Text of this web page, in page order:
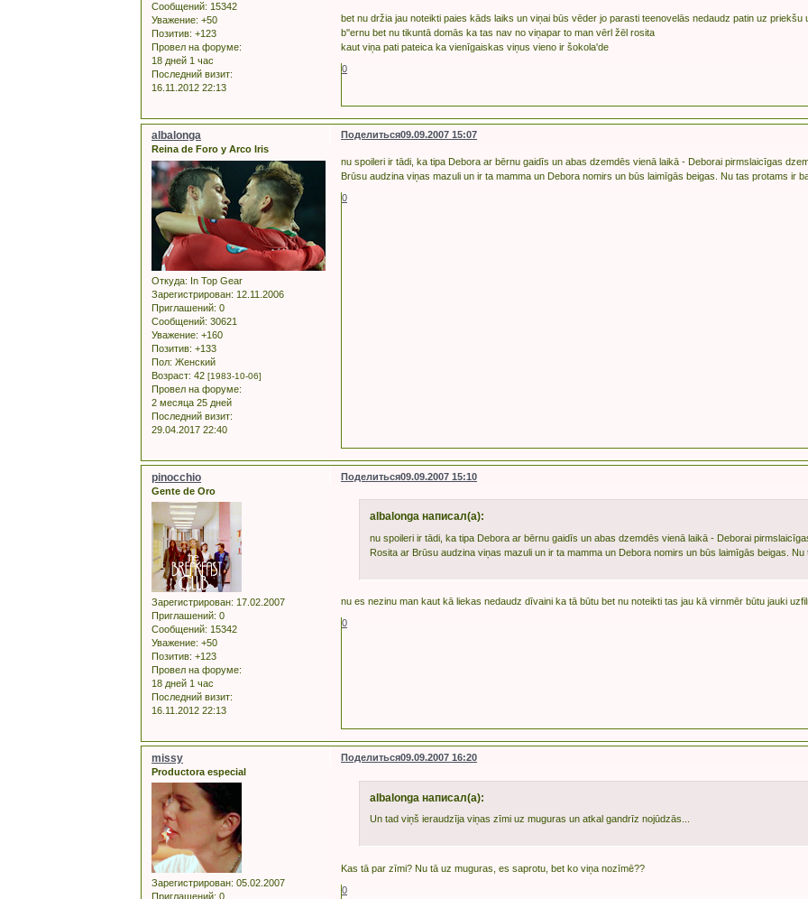
Сообщений: 15342
Уважение: +50
Позитив: +123
Провел на форуме:
18 дней 1 час
Последний визит:
16.11.2012 22:13
bet nu držia jau noteikti paies kāds laiks un viņai būs vēder jo parasti teenovelās nedaudz patin uz
b''ernu bet nu tikuntā domās ka tas nav no viņapar to man vērl žēl rosita
kaut viņa pati pateica ka vienīgaiskas viņus vieno ir šokola'de
0
Поделиться09.09.2007 15:07
albalonga
Reina de Foro y Arco Iris
Откуда: In Top Gear
Зарегистрирован: 12.11.2006
Приглашений: 0
Сообщений: 30621
Уважение: +160
Позитив: +133
Пол: Женский
Возраст: 42 [1983-10-06]
Провел на форуме:
2 месяца 25 дней
Последний визит:
29.04.2017 22:40
nu spoileri ir tādi, ka tipa Debora ar bērnu gaidīs un abas dzemdēs vienā laikā - Deborai pirmslaicīgas
Brūsu audzina viņas mazuli un ir ta mamma un Debora nomirs un būs laimīgās beigas. Nu tas protams ir
0
Поделиться09.09.2007 15:10
pinocchio
Gente de Oro
Зарегистрирован: 17.02.2007
Приглашений: 0
Сообщений: 15342
Уважение: +50
Позитив: +123
Провел на форуме:
18 дней 1 час
Последний визит:
16.11.2012 22:13
albalonga написал(а):
nu spoileri ir tādi, ka tipa Debora ar bērnu gaidīs un abas dzemdēs vienā laikā - Deborai
Rosita ar Brūsu audzina viņas mazuli un ir ta mamma un Debora nomirs un būs laimīgās beigas.
nu es nezinu man kaut kā liekas nedaudz dīvaini ka tā būtu bet nu noteikti tas jau kā virnmēr būtu jauki
0
Поделиться09.09.2007 16:20
missy
Productora especial
Зарегистрирован: 05.02.2007
Приглашений: 0
albalonga написал(а):
Un tad viņš ieraudzīja viņas zīmi uz muguras un atkal gandrīz nojūdzās...
Kas tā par zīmi? Nu tā uz muguras, es saprotu, bet ko viņa nozīmē??
0